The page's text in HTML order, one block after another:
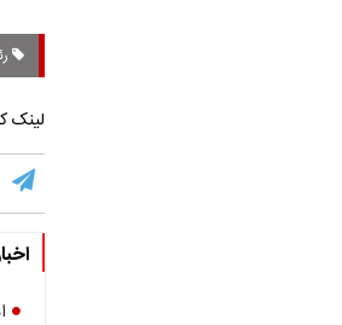
لینک